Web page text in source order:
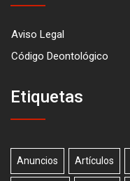
Aviso Legal
Código Deontológico
Etiquetas
Anuncios Artículos